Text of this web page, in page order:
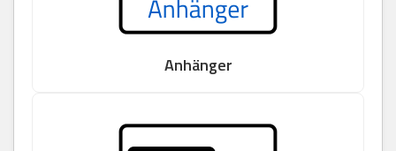
Anhänger